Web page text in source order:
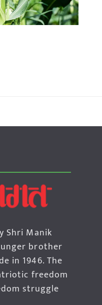
Shri Manik
brother
in 1946. The
freedom
struggle